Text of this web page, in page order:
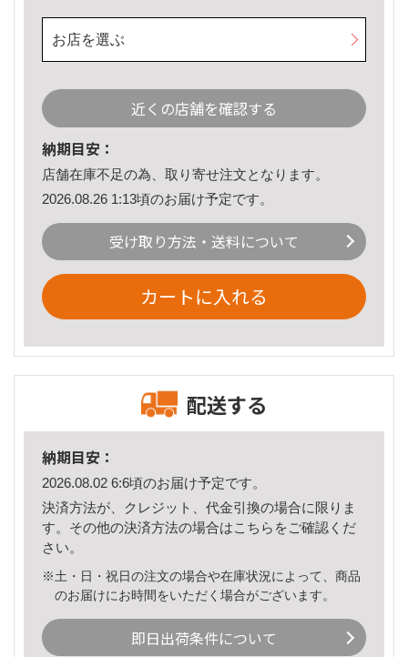
お店を選ぶ
近くの店舗を確認する
納期目安：
店舗在庫不足の為、取り寄せ注文となります。
2026.08.26 1:13頃のお届け予定です。
受け取り方法・送料について
カートに入れる
配送する
納期目安：
2026.08.02 6:6頃のお届け予定です。
決済方法が、クレジット、代金引換の場合に限りま
す。その他の決済方法の場合はこちら をご確認くだ
さい。
※土・日・祝日の注文の場合や在庫状況によって、商品
のお届けにお時間をいただく場合がございます。
即日出荷条件について